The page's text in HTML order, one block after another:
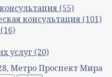
(55)
консультация (101)
(16)
услуг (20)
Метро Проспект Мира